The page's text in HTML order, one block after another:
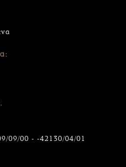
09/00 - -42130/04/01